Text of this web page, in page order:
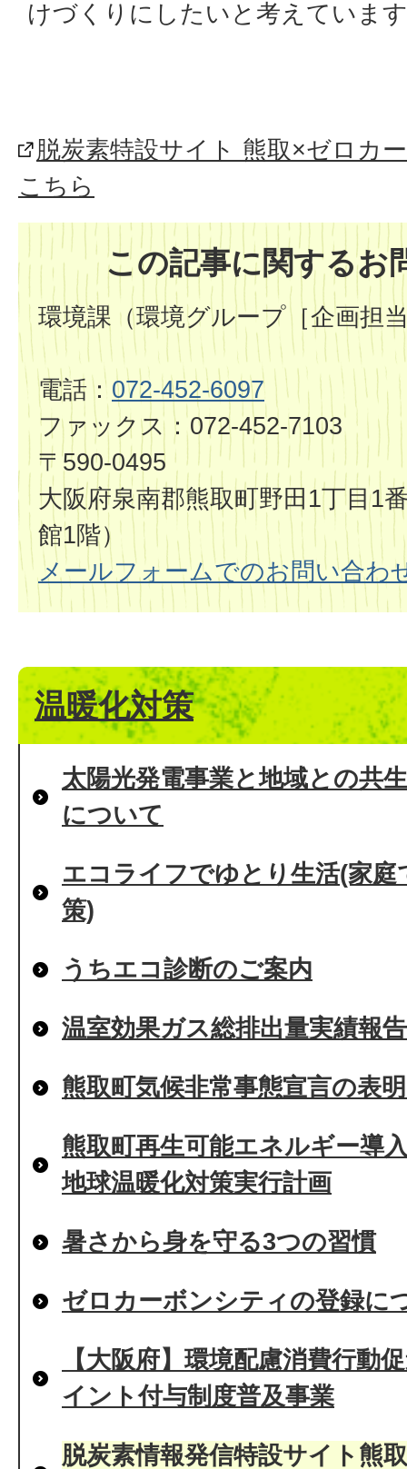
けづくりにしたいと考えていま
脱炭素特設サイト 熊取×ゼロカ
こちら
この記事に関するお
環境課（環境グループ［企画担
電話： 072-452-6097
ファックス：072-452-7103
〒590-0495
大阪府泉南郡熊取町野田1丁目1
館1階）
メールフォームでのお問い合わ
温暖化対策
太陽光発電事業と地域との共
について
エコライフでゆとり生活(家
策)
うちエコ診断のご案内
温室効果ガス総排出量実績報
熊取町気候非常事態宣言の表
熊取町再生可能エネルギー導
地球温暖化対策実行計画
暑さから身を守る3つの習慣
ゼロカーボンシティの登録に
【大阪府】環境配慮消費行動
イント付与制度普及事業
脱炭素情報発信特設サイト熊